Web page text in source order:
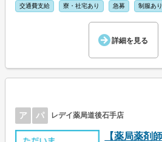
交通費支給 寮・社宅あり 急募 制服あり
詳細を見る
ア パ レデイ薬局道後石手店
【薬局薬剤